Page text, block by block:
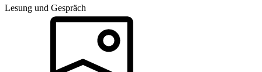
Lesung und Gespräch